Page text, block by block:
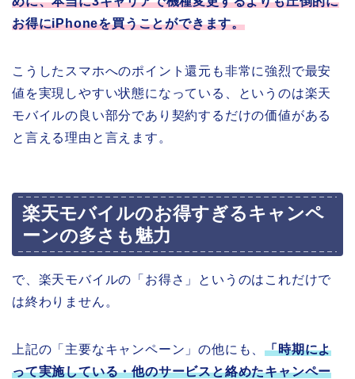
お得にiPhoneを買うことができます。
こうしたスマホへのポイント還元も非常に強烈で最安
値を実現しやすい状態になっている、というのは楽天
モバイルの良い部分であり契約するだけの価値がある
と言える理由と言えます。
楽天モバイルのお得すぎるキャンペ
ーンの多さも魅力
で、楽天モバイルの「お得さ」というのはこれだけで
は終わりません。
上記の「主要なキャンペーン」の他にも、「時期によ
って実施している・他のサービスと絡めたキャンペー